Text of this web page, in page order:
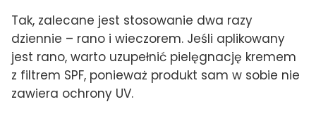
Tak, zalecane jest stosowanie dwa razy
dziennie – rano i wieczorem. Jeśli aplikowany
jest rano, warto uzupełnić pielęgnację kremem
z filtrem SPF, ponieważ produkt sam w sobie nie
zawiera ochrony UV.